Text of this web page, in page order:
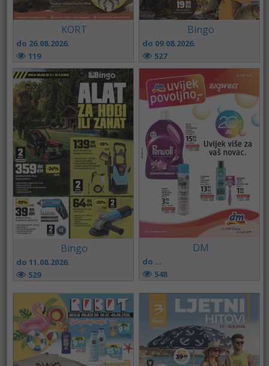
KORT
do 26.08.2026.
119
Bingo
do 09.08.2026.
527
Bingo
do 11.08.2026.
529
DM
do ...
548